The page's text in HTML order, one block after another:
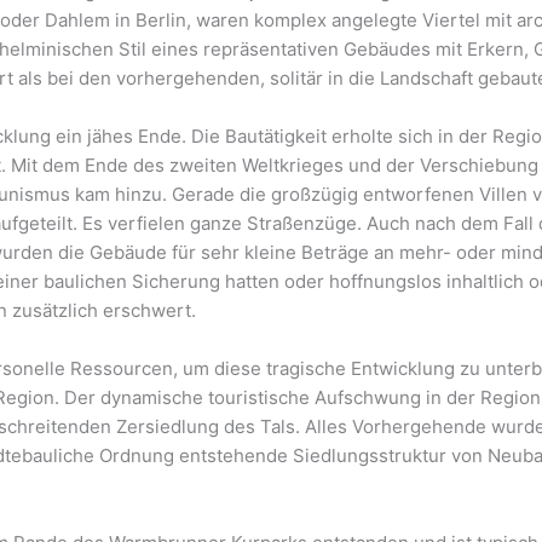
Dahlem in Berlin, waren komplex angelegte Viertel mit
Stil eines repräsentativen Gebäudes mit
als bei den vorhergehenden, solitär in die Landschaft
ein jähes Ende. Die Bautätigkeit erholte sich in der
dem Ende des zweiten Weltkrieges und der
kam hinzu. Gerade die großzügig entworfenen
Es verfielen ganze Straßenzüge. Auch nach dem
die Gebäude für sehr kleine Beträge an mehr- oder
baulichen Sicherung hatten oder hoffnungslos inhaltlich
zusätzlich erschwert.
Ressourcen, um diese tragische Entwicklung zu
Der dynamische touristische Aufschwung in der
Zersiedlung des Tals. Alles Vorhergehende
Ordnung entstehende Siedlungsstruktur von